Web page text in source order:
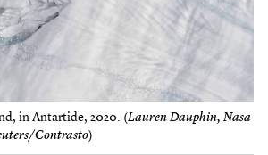
in Antartide, 2020. (Lauren Dauphin, Nasa
Contrasto)